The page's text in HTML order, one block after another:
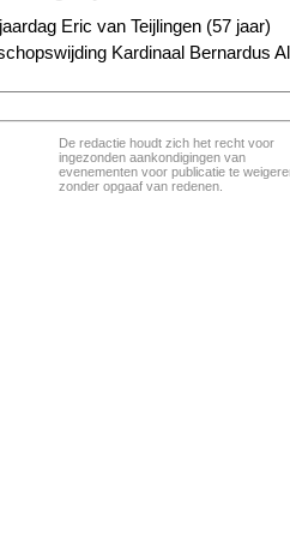
Eric van Teijlingen (57 jaar)
Kardinaal Bernardus
De redactie houdt zich het recht voor
ingezonden aankondigingen van
evenementen voor publicatie te
zonder opgaaf van redenen.